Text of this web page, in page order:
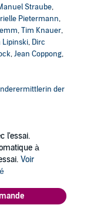
Straube,
Pietermann,
,Tim Knauer,
Lipinski, Dirc
,Jean Coppong,
der
l'essai.
à
Voir